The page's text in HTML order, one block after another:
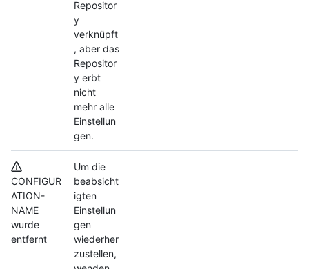
Repositor
y
verknüpft
, aber das
Repositor
y erbt
nicht
mehr alle
Einstellun
gen.
CONFIGUR
ATION-
NAME
wurde
entfernt
Um die
beabsicht
igten
Einstellun
gen
wiederher
zustellen,